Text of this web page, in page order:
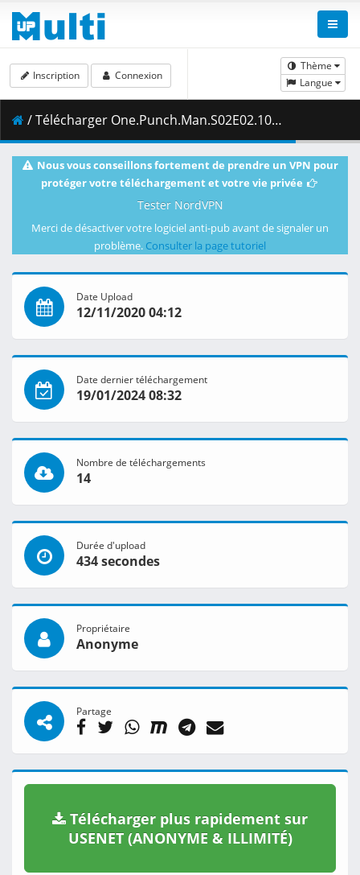
Thème
Langue
Inscription Connexion
/ Télécharger One.Punch.Man.S02E02.1080p.Blu-Ray.10-Bit.Dual-Audio.DTS-HD.x265-iAHD.mkv.004 ( 469.24 MB )
Nous vous conseillons fortement de prendre un VPN pour
protéger votre téléchargement et votre vie privée
Tester NordVPN
Merci de désactiver votre logiciel anti-pub avant de signaler un
problème. Consulter la page tutoriel
Date Upload
12/11/2020 04:12
Date dernier téléchargement
19/01/2024 08:32
Nombre de téléchargements
14
Durée d'upload
434 secondes
Propriétaire
Anonyme
Partage
Télécharger plus rapidement sur
USENET (ANONYME & ILLIMITÉ)